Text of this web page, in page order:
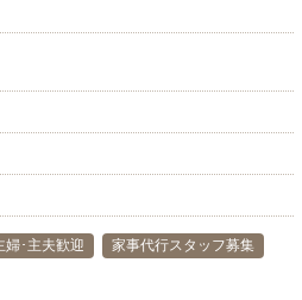
婦･主夫歓迎 家事代行スタッフ募集